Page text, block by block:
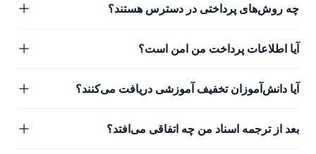
چه روش‌های پرداختی در دسترس هستند؟
آیا اطلاعات پرداخت من امن است؟
آیا دانش‌آموزان تخفیف آموزشی دریافت می‌کنند؟
بعد از ترجمه اسناد من چه اتفاقی می‌افتد؟